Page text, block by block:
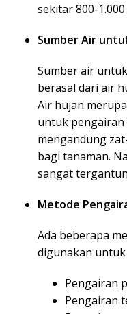
sekitar 800-
Sumber Air
Sumber air
berasal dari air
Air hujan
untuk pengairan
mengandung
bagi tanaman.
sangat
Metode
Ada beberapa
digunakan
Pengairan
Pengairan